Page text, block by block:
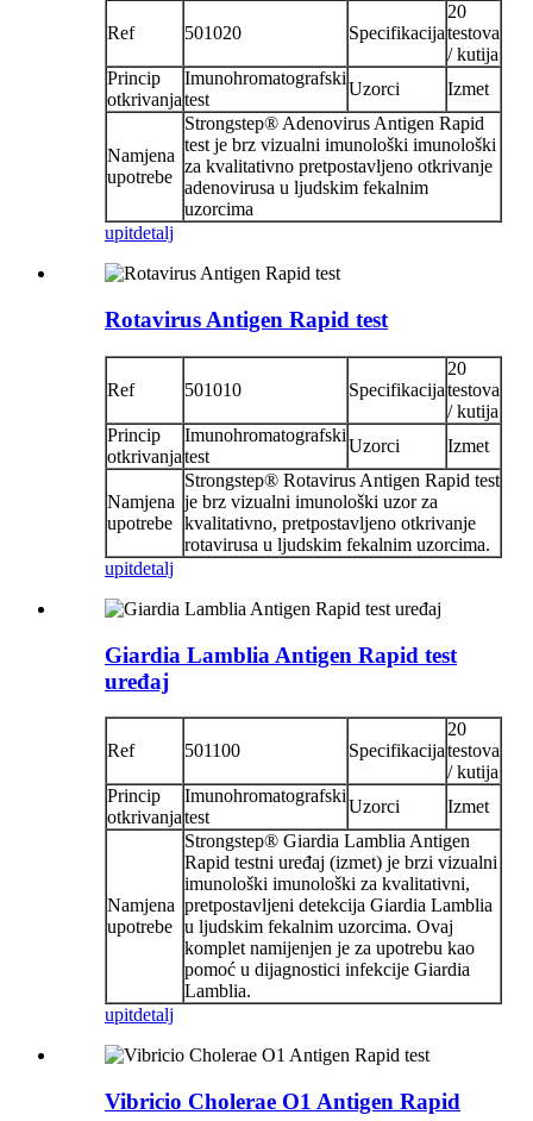
Ref 501020 Specifikacija
20
testova
/ kutija
Princip
otkrivanja
Imunohromatografski
test
Uzorci Izmet
Namjena
upotrebe
Strongstep® Adenovirus Antigen Rapid
test je brz vizualni imunološki imunološki
za kvalitativno pretpostavljeno otkrivanje
adenovirusa u ljudskim fekalnim
uzorcima
upitdetalj
Rotavirus Antigen Rapid test
Ref 501010 Specifikacija
20
testova
/ kutija
Princip
otkrivanja
Imunohromatografski
test
Uzorci Izmet
Namjena
upotrebe
Strongstep® Rotavirus Antigen Rapid test
je brz vizualni imunološki uzor za
kvalitativno, pretpostavljeno otkrivanje
rotavirusa u ljudskim fekalnim uzorcima.
upitdetalj
Giardia Lamblia Antigen Rapid test
uređaj
Ref 501100 Specifikacija
20
testova
/ kutija
Princip
otkrivanja
Imunohromatografski
test
Uzorci Izmet
Namjena
upotrebe
Strongstep® Giardia Lamblia Antigen
Rapid testni uređaj (izmet) je brzi vizualni
imunološki imunološki za kvalitativni,
pretpostavljeni detekcija Giardia Lamblia
u ljudskim fekalnim uzorcima. Ovaj
komplet namijenjen je za upotrebu kao
pomoć u dijagnostici infekcije Giardia
Lamblia.
upitdetalj
Vibricio Cholerae O1 Antigen Rapid